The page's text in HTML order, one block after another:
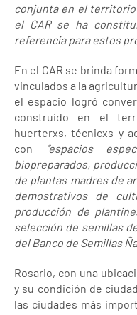
conjunta en el
el CAR se ha
referencia para estos
En el CAR se brinda
vinculados a la
el espacio logró
construido en el
huerterxs, técnicxs y
con
“espacios
biopreparados,
de plantas madres de
demostrativos de
producción de
selección de semillas
del Banco de Semillas
Rosario, con una
y su condición de
las ciudades más